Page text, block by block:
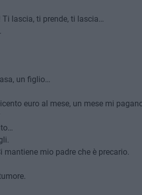
lascia, ti prende, ti lascia…
un figlio…
euro al mese, un mese mi
mantiene mio padre che è precario.